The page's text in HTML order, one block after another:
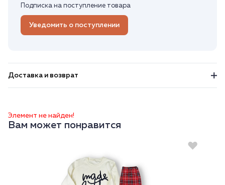
Подписка на поступление товара
Уведомить о поступлении
Доставка и возврат
Элемент не найден!
Вам может понравится